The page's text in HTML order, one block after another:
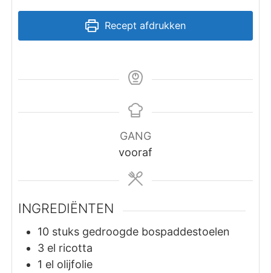
Recept afdrukken
GANG
vooraf
INGREDIËNTEN
10 stuks gedroogde bospaddestoelen
3 el ricotta
1 el olijfolie